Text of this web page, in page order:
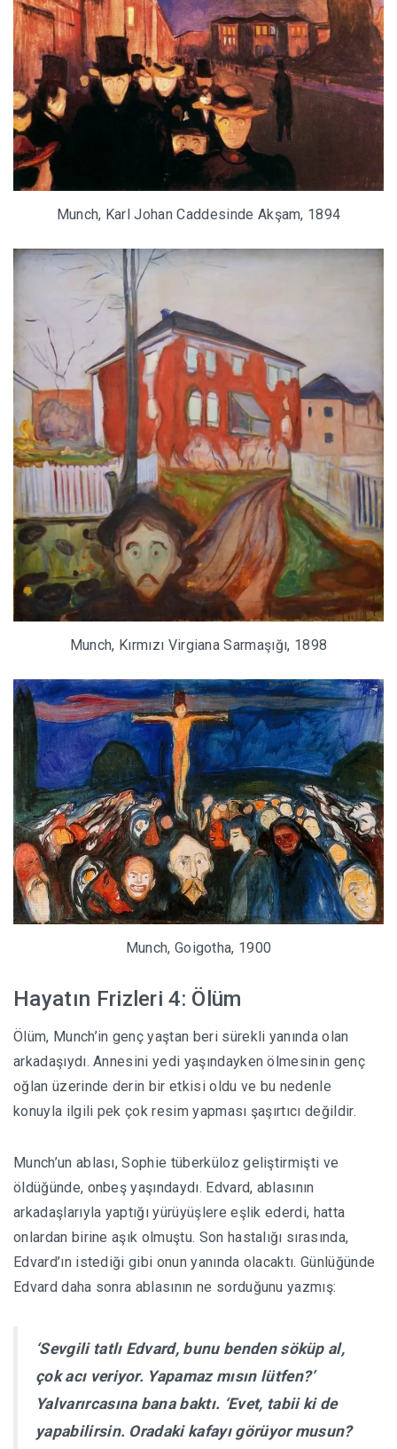
Munch, Karl Johan Caddesinde Akşam, 1894
Munch, Kırmızı Virgiana Sarmaşığı, 1898
Munch, Goigotha, 1900
Hayatın Frizleri 4: Ölüm
Ölüm, Munch’in genç yaştan beri sürekli yanında olan
arkadaşıydı. Annesini yedi yaşındayken ölmesinin genç
oğlan üzerinde derin bir etkisi oldu ve bu nedenle
konuyla ilgili pek çok resim yapması şaşırtıcı değildir.
Munch’un ablası, Sophie tüberküloz geliştirmişti ve
öldüğünde, onbeş yaşındaydı. Edvard, ablasının
arkadaşlarıyla yaptığı yürüyüşlere eşlik ederdi, hatta
onlardan birine aşık olmuştu. Son hastalığı sırasında,
Edvard’ın istediği gibi onun yanında olacaktı. Günlüğünde
Edvard daha sonra ablasının ne sorduğunu yazmış:
‘Sevgili tatlı Edvard, bunu benden söküp al,
çok acı veriyor. Yapamaz mısın lütfen?’
Yalvarırcasına bana baktı. ‘Evet, tabii ki de
yapabilirsin. Oradaki kafayı görüyor musun?